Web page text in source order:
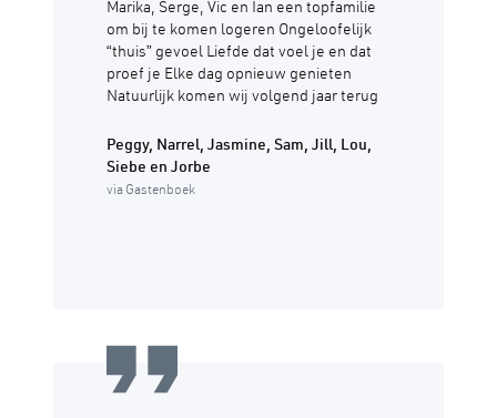
Marika, Serge, Vic en Ian een topfamilie
om bij te komen logeren Ongeloofelijk
“thuis” gevoel Liefde dat voel je en dat
proef je Elke dag opnieuw genieten
Natuurlijk komen wij volgend jaar terug
Peggy, Narrel, Jasmine, Sam, Jill, Lou,
Siebe en Jorbe
via Gastenboek